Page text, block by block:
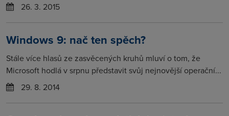
26. 3. 2015
Windows 9: nač ten spěch?
Stále více hlasů ze zasvěcených kruhů mluví o tom, že
Microsoft hodlá v srpnu představit svůj nejnovější operační...
29. 8. 2014